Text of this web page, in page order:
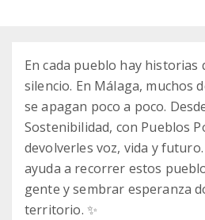
En cada pueblo hay historias
silencio. En Málaga, muchos
se apagan poco a poco.
Sostenibilidad, con Pueblos
devolverles voz, vida y
ayuda a recorrer estos
gente y sembrar esperanza
territorio. ✨